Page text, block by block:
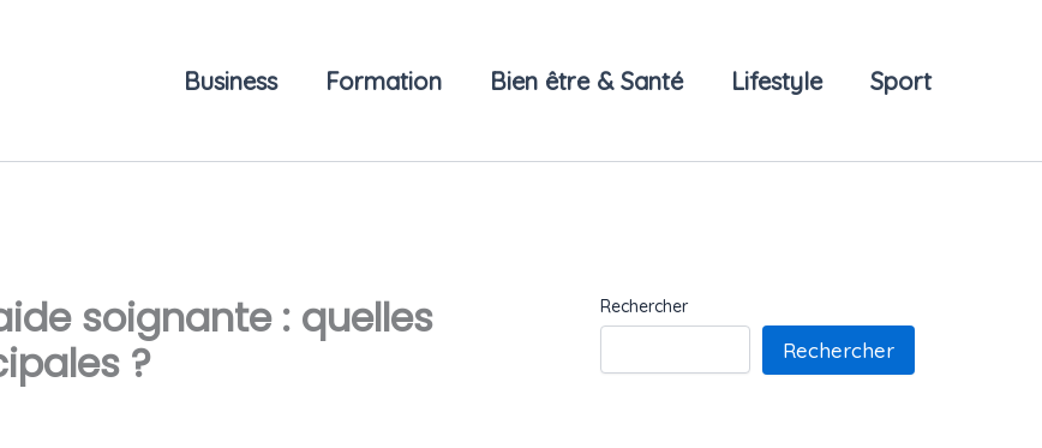
Business Formation Bien être & Santé Lifestyle Sport
soignante : quelles
?
Rechercher
Rechercher